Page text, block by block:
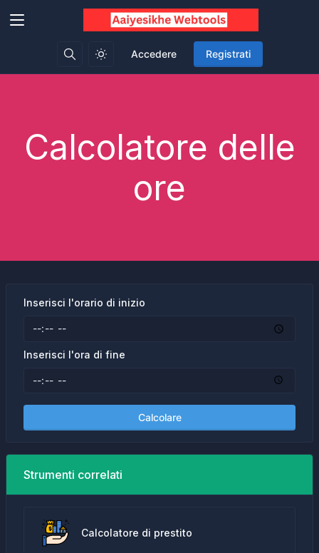
Accedere Registrati
Calcolatore delle
ore
Inserisci l'orario di inizio
Inserisci l'ora di fine
Calcolare
Strumenti correlati
Calcolatore di prestito